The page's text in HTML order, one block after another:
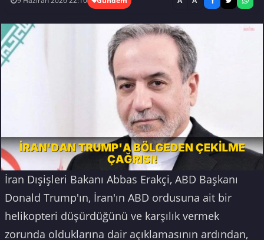
İran Dışişleri Bakanı Abbas Erakçi, ABD Başkanı
Donald Trump'ın, İran'ın ABD ordusuna ait bir
helikopteri düşürdüğünü ve karşılık vermek
zorunda olduklarına dair açıklamasının ardından,